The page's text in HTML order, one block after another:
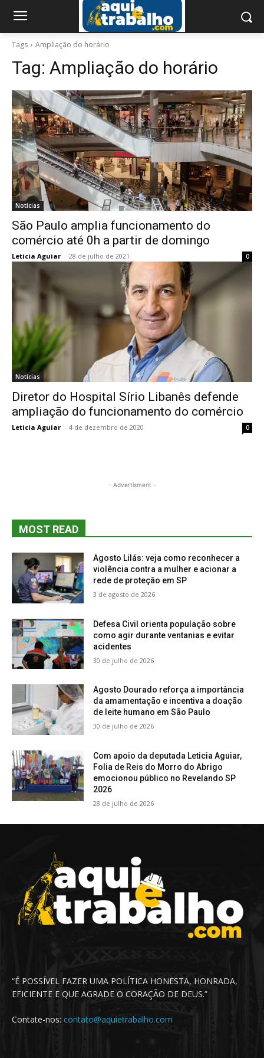
Tags Ampliação do horário
Tag: Ampliação do horário
Notícias
São Paulo amplia funcionamento do
comércio até 0h a partir de domingo
Leticia Aguiar - 28 de julho de 2021 0
Notícias
Diretor do Hospital Sírio Libanês defende
ampliação do funcionamento do comércio
Leticia Aguiar - 4 de dezembro de 2020 0
- Advertisment -
MOST READ
Agosto Lilás: veja como reconhecer a
violência contra a mulher e acionar a
rede de proteção em SP
3 de agosto de 2026
Defesa Civil orienta população sobre
como agir durante ventanias e evitar
acidentes
30 de julho de 2026
Agosto Dourado reforça a importância
da amamentação e incentiva a doação
de leite humano em São Paulo
30 de julho de 2026
Com apoio da deputada Leticia Aguiar,
Folia de Reis do Morro do Abrigo
emocionou público no Revelando SP
2026
28 de julho de 2026
“É POSSÍVEL FAZER UMA POLÍTICA HONESTA, HONRADA,
EFICIENTE E QUE AGRADE O CORAÇÃO DE DEUS.”
Contate-nos: contato@aquietrabalho.com